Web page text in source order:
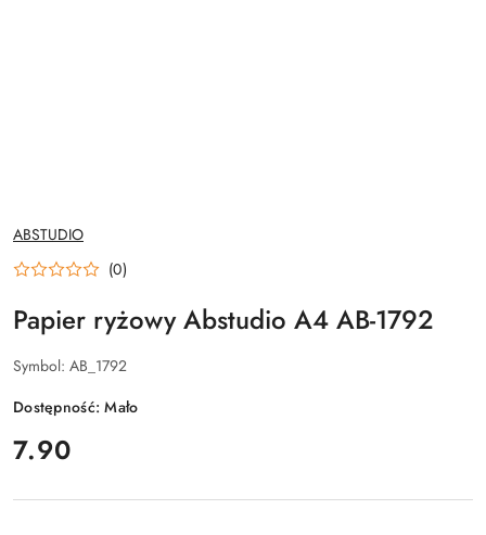
NAZWA
PRODUCENTA:
ABSTUDIO
(0)
Papier ryżowy Abstudio A4 AB-1792
Symbol: AB_1792
Dostępność:Mało
cena:
7.90